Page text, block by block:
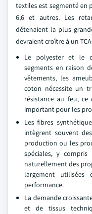
textiles est segmenté en
6,6 et autres. Les
détenaient la plus
devraient croître à un
Le polyester et le
segments en raison
vêtements, les
coton nécessite un
résistance au feu,
important pour les
Les fibres
intègrent souvent
production ou les
spéciales, y
naturellement des
largement utilisées
performance.
La demande
et de tissus